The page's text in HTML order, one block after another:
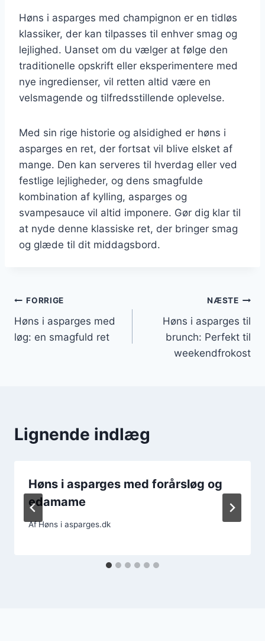
Høns i asparges med champignon er en tidløs
klassiker, der kan tilpasses til enhver smag og
lejlighed. Uanset om du vælger at følge den
traditionelle opskrift eller eksperimentere med
nye ingredienser, vil retten altid være en
velsmagende og tilfredsstillende oplevelse.
Med sin rige historie og alsidighed er høns i
asparges en ret, der fortsat vil blive elsket af
mange. Den kan serveres til hverdag eller ved
festlige lejligheder, og dens smagfulde
kombination af kylling, asparges og
svampesauce vil altid imponere. Gør dig klar til
at nyde denne klassiske ret, der bringer smag
og glæde til dit middagsbord.
Indlægsnavigation
FORRIGE
Høns i asparges med
løg: en smagfuld ret
NÆSTE
Høns i asparges til
brunch: Perfekt til
weekendfrokost
Lignende indlæg
Høns i asparges med forårsløg og
edamame
AfHøns i asparges.dk